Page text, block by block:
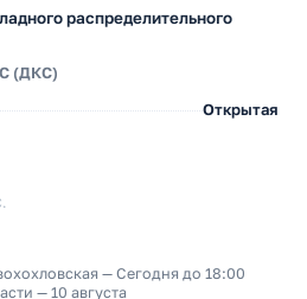
распределительного
(ДКС)
Открытая
— Сегодня до 18:00
— 10 августа